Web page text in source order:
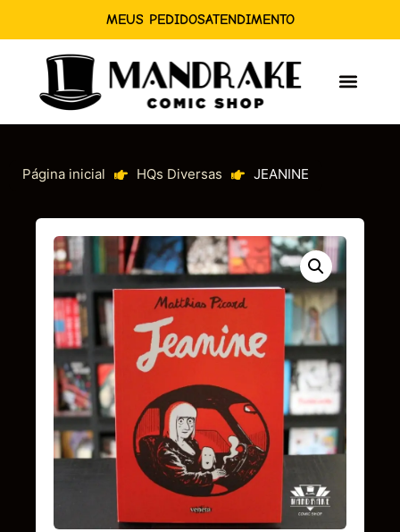
MEUS PEDIDOSATENDIMENTO
Página inicial HQs Diversas JEANINE